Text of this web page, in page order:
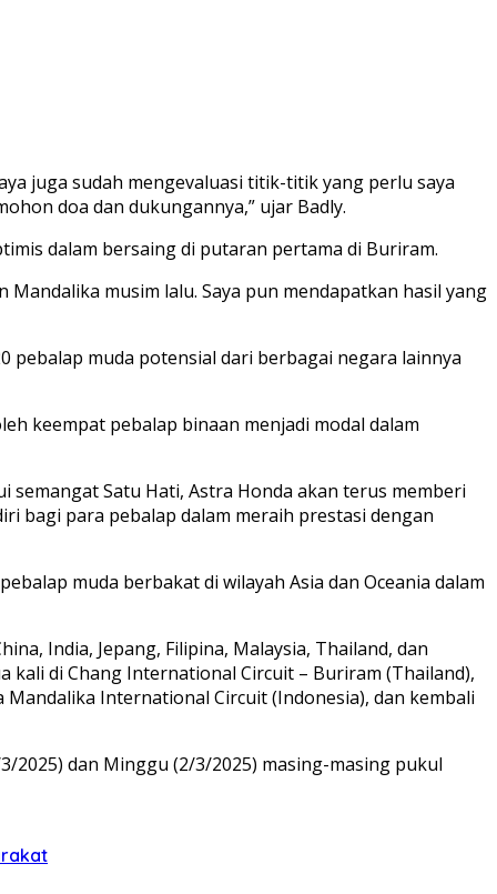
juga sudah mengevaluasi titik-titik yang perlu saya
doa dan dukungannya,” ujar Badly.
dalam bersaing di putaran pertama di Buriram.
musim lalu. Saya pun mendapatkan hasil yang
pebalap muda potensial dari berbagai negara lainnya
keempat pebalap binaan menjadi modal dalam
Satu Hati, Astra Honda akan terus memberi
bagi para pebalap dalam meraih prestasi dengan
muda berbakat di wilayah Asia dan Oceania dalam
India, Jepang, Filipina, Malaysia, Thailand, dan
kali di Chang International Circuit – Buriram (Thailand),
International Circuit (Indonesia), dan kembali
2025) dan Minggu (2/3/2025) masing-masing pukul